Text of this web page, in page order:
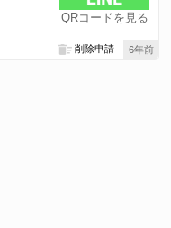
QRコードを見る
6年前
削除申請